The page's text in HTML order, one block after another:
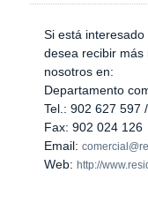
Si está
desea recibir más
nosotros en:
Departamento
Tel.: 902 627 597
Fax: 902 024 126
Email:
Web: http://